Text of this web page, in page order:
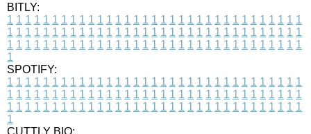
BITLY:
1 1 1 1 1 1 1 1 1 1 1 1 1 1 1 1 1 1 1 1 1 1 1 1 1 1 1 1 1 1 1 1 1
1 1 1 1 1 1 1 1 1 1 1 1 1 1 1 1 1 1 1 1 1 1 1 1 1 1 1 1 1 1 1 1 1
1 1 1 1 1 1 1 1 1 1 1 1 1 1 1 1 1 1 1 1 1 1 1 1 1 1 1 1 1 1 1 1 1
1
SPOTIFY:
1 1 1 1 1 1 1 1 1 1 1 1 1 1 1 1 1 1 1 1 1 1 1 1 1 1 1 1 1 1 1 1 1
1 1 1 1 1 1 1 1 1 1 1 1 1 1 1 1 1 1 1 1 1 1 1 1 1 1 1 1 1 1 1 1 1
1 1 1 1 1 1 1 1 1 1 1 1 1 1 1 1 1 1 1 1 1 1 1 1 1 1 1 1 1 1 1 1 1
1
CUTTLY BIO: